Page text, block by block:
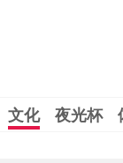
文化 夜光杯